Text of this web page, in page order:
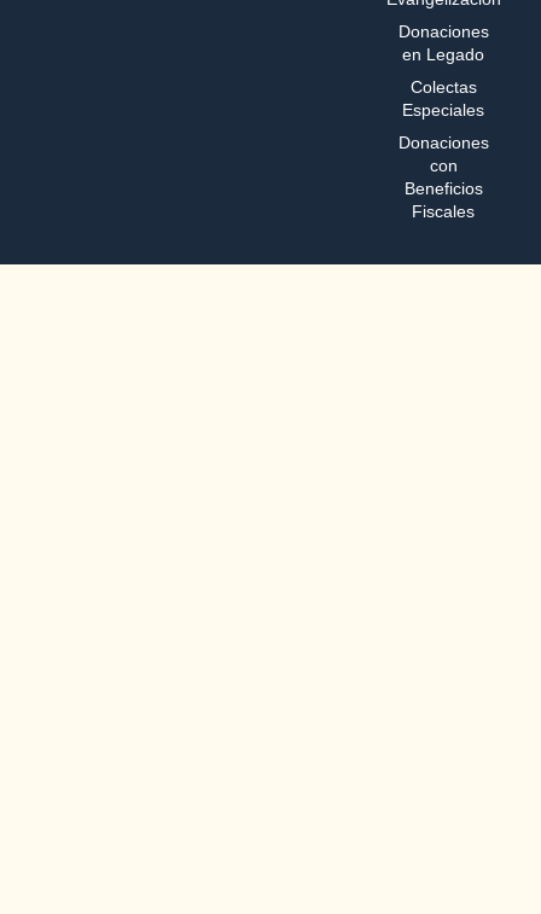
Donaciones
en Legado
Colectas
Especiales
Donaciones
con
Beneficios
Fiscales